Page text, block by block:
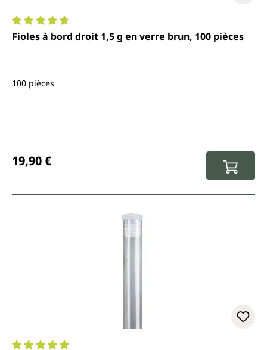
Note moyenne de 4.8 sur 5 étoiles
Fioles à bord droit 1,5 g en verre brun, 100 pièces
100 pièces
19,90 €